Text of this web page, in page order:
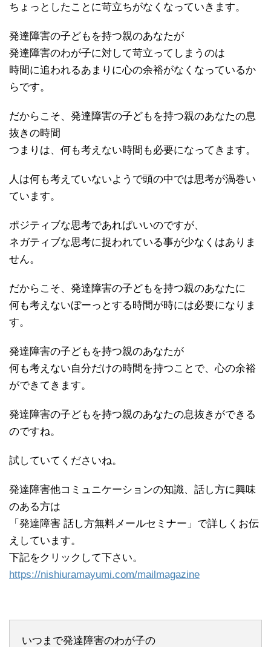
ちょっとしたことに苛立ちがなくなっていきます。
発達障害の子どもを持つ親のあなたが
発達障害のわが子に対して苛立ってしまうのは
時間に追われるあまりに心の余裕がなくなっているか
らです。
だからこそ、発達障害の子どもを持つ親のあなたの息
抜きの時間
つまりは、何も考えない時間も必要になってきます。
人は何も考えていないようで頭の中では思考が渦巻い
ています。
ポジティブな思考であればいいのですが、
ネガティブな思考に捉われている事が少なくはありま
せん。
だからこそ、発達障害の子どもを持つ親のあなたに
何も考えないぼーっとする時間が時には必要になりま
す。
発達障害の子どもを持つ親のあなたが
何も考えない自分だけの時間を持つことで、心の余裕
ができてきます。
発達障害の子どもを持つ親のあなたの息抜きができる
のですね。
試していてくださいね。
発達障害他コミュニケーションの知識、話し方に興味
のある方は
「発達障害 話し方無料メールセミナー」で詳しくお伝
えしています。
下記をクリックして下さい。
https://nishiuramayumi.com/mailmagazine
いつまで発達障害のわが子の